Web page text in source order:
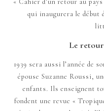
qui inaugurera le début
Le
1939 sera aussi l’année de
épouse Suzanne Roussi,
enfants. Ils enseignent
fondent une revue «